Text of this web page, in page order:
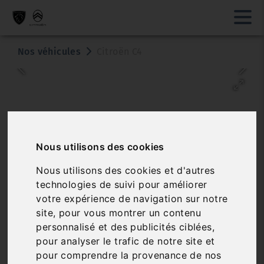
Nous utilisons des cookies
Nous utilisons des cookies et d'autres
technologies de suivi pour améliorer
votre expérience de navigation sur notre
site, pour vous montrer un contenu
personnalisé et des publicités ciblées,
pour analyser le trafic de notre site et
pour comprendre la provenance de nos
Nos véhicules
CITROËN C4
BLUEHDI 130 S&S EAT8 SHINE
Réf. 5346 Véhicule sur parc